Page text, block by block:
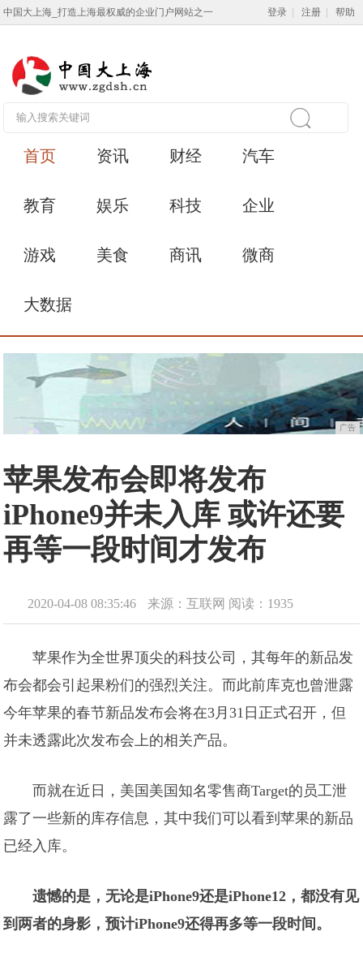
中国大上海_打造上海最权威的企业门户网站之一 登录 注册 帮助
首页 资讯 财经 汽车
教育 娱乐 科技 企业
游戏 美食 商讯 微商
大数据
广告
苹果发布会即将发布
iPhone9并未入库 或许还要
再等一段时间才发布
2020-04-08 08:35:46 来源：互联网 阅读：1935
苹果作为全世界顶尖的科技公司，其每年的新品发
布会都会引起果粉们的强烈关注。而此前库克也曾泄露
今年苹果的春节新品发布会将在3月31日正式召开，但
并未透露此次发布会上的相关产品。
而就在近日，美国美国知名零售商Target的员工泄
露了一些新的库存信息，其中我们可以看到苹果的新品
已经入库。
遗憾的是，无论是iPhone9还是iPhone12，都没有见
到两者的身影，预计iPhone9还得再多等一段时间。